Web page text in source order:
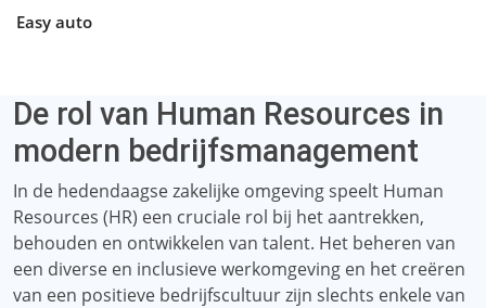
Easy auto
De rol van Human Resources in
modern bedrijfsmanagement
In de hedendaagse zakelijke omgeving speelt Human
Resources (HR) een cruciale rol bij het aantrekken,
behouden en ontwikkelen van talent. Het beheren van
een diverse en inclusieve werkomgeving en het creëren
van een positieve bedrijfscultuur zijn slechts enkele van